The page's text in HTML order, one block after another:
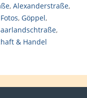
, Alexanderstraße,
Fotos, Göppel,
,
& Handel